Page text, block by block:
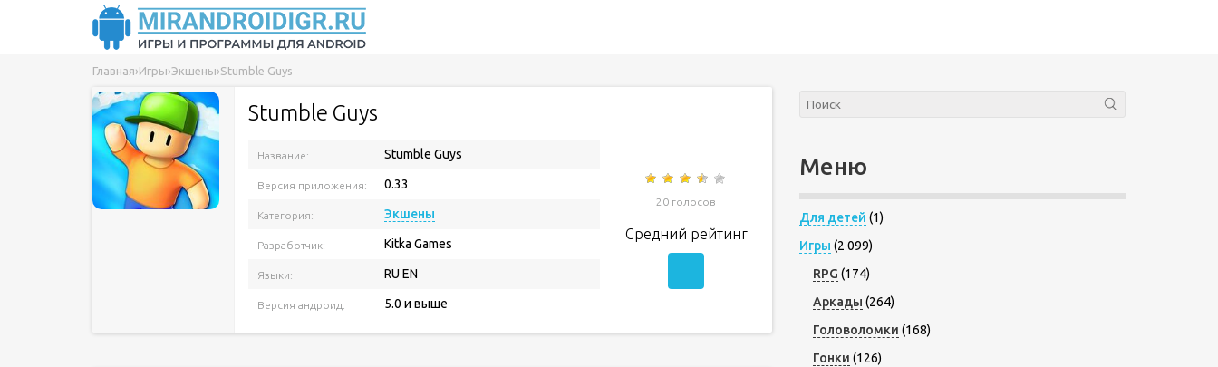
Главная›Игры›Экшены›Stumble Guys
Stumble Guys
Название: Stumble Guys
Версия приложения: 0.33
Категория: Экшены
Разработчик: Kitka Games
Языки: RU EN
Версия андроид: 5.0 и выше
20 голосов
Средний рейтинг
Меню
Для детей (1)
Игры (2 099)
RPG (174)
Аркады (264)
Головоломки (168)
Гонки (126)